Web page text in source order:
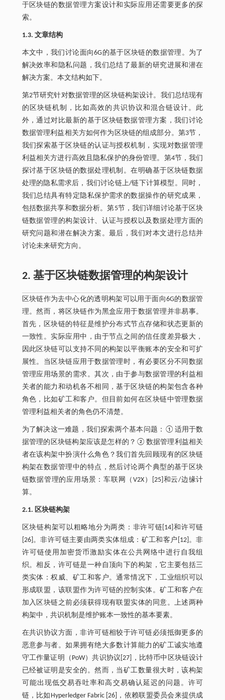
于区块链的数据管理方案设计和实际应用还需要更多的探
索。
1.3. 文章结构
本文中，我们讨论面向6G的基于区块链的数据管理。为了
解决效率和隐私问题，我们总结了最新的研究进展和潜在
解决方案。本文结构如下。
第2节研究针对数据管理的区块链构架设计。我们总结现有
的区块链机制，比如高效的共识协议和混合链设计。此
外，通过对比最新的基于区块链数据管理方案，我们讨论
数据管理利益相关方如何作为区块链的组成部分。第3节，
我们探索基于区块链的认证与授权机制，实现对数据管理
利益相关方进行高效且隐私保护的身份管理。第4节，我们
探讨基于区块链的数据处理机制。在明确基于区块链数据
处理的隐私需求后，我们讨论链上/链下计算模型。同时，
我们总结具有特定隐私保护需求的数据操作的研究成果，
包括数据共享和数据分析。第5节，我们详细讨论基于区块
链数据管理的构架设计、认证与授权以及数据处理方面的
研究问题和潜在解决方案。最后，我们对本文进行总结并
讨论未来研究方向。
2. 基于区块链数据管理的构架设计
区块链作为去中心化的透明构架可以用于面向6G的数据管
理。然而，将区块链作为黑盒应用于数据管理并非易事。
首先，区块链的特征是维护分布式节点存储和状态更新的
一致性。实际应用中，由于节点之间的信任度差异极大，
因此区块链可以支持不同的构架以平衡账本的安全和可扩
展性。当区块链应用于数据管理时，有必要区分不同数据
管理应用场景的需求。其次，由于参与数据管理的利益相
关者的能力和动机各不相同，基于区块链的构架包含各种
角色，比如矿工和客户。但目前如何在区块链中管理数据
管理利益相关者的角色仍不清楚。
为了解决这一难题，我们探索两个基本问题：①适用于数
据管理的区块链构架应该是怎样的？②数据管理利益相关
者在该构架中扮演什么角色？我们首先回顾现有的区块链
构架在数据管理中的特点，然后讨论两个典型的基于区块
链数据管理的应用场景：车联网（V2X）[25]和云/边缘计
算。
2.1. 区块链构架
区块链构架可以粗略地分为两类：非许可链[14]和许可链
[26]。非许可链主要由两类实体组成：矿工和客户[12]。非
许可链使用加密货币激励实体在公共网络中进行自我组
织。相反，许可链是一种自顶向下的构架，它主要包括三
类实体：权威、矿工和客户。通常情况下，工业组织可以
形成联盟，该联盟作为许可链的控制实体。矿工和客户在
加入区块链之前必须获得现有联盟实体的同意。上述两种
构架中，共识机制是维护账本一致性的基本要素。
在共识协议方面，非许可链相较于许可链必须抵御更多的
恶意参与者。如果拥有绝大多数计算能力的矿工诚实地遵
守工作量证明（PoW）共识协议[27]，比特币中区块链设计
已经被证明是安全的。然而，当矿工数量很大时，该构架
可能出现低交易吞吐率和高交易确认延迟的问题。许可
链，比如Hyperledger Fabric [26]，依赖联盟委员会来提供成